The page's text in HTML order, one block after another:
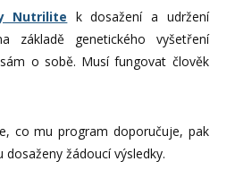
Nutrilite k dosažení a udržení
základě genetického vyšetření
o sobě. Musí fungovat člověk
co mu program doporučuje, pak
žádoucí výsledky.